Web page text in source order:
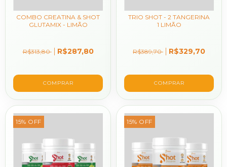
COMBO CREATINA & SHOT
GLUTAMIX - LIMÃO
R$313,80 R$287,80
COMPRAR
TRIO SHOT - 2 TANGERINA
1 LIMÃO
R$389,70 R$329,70
15% OFF 15% OFF